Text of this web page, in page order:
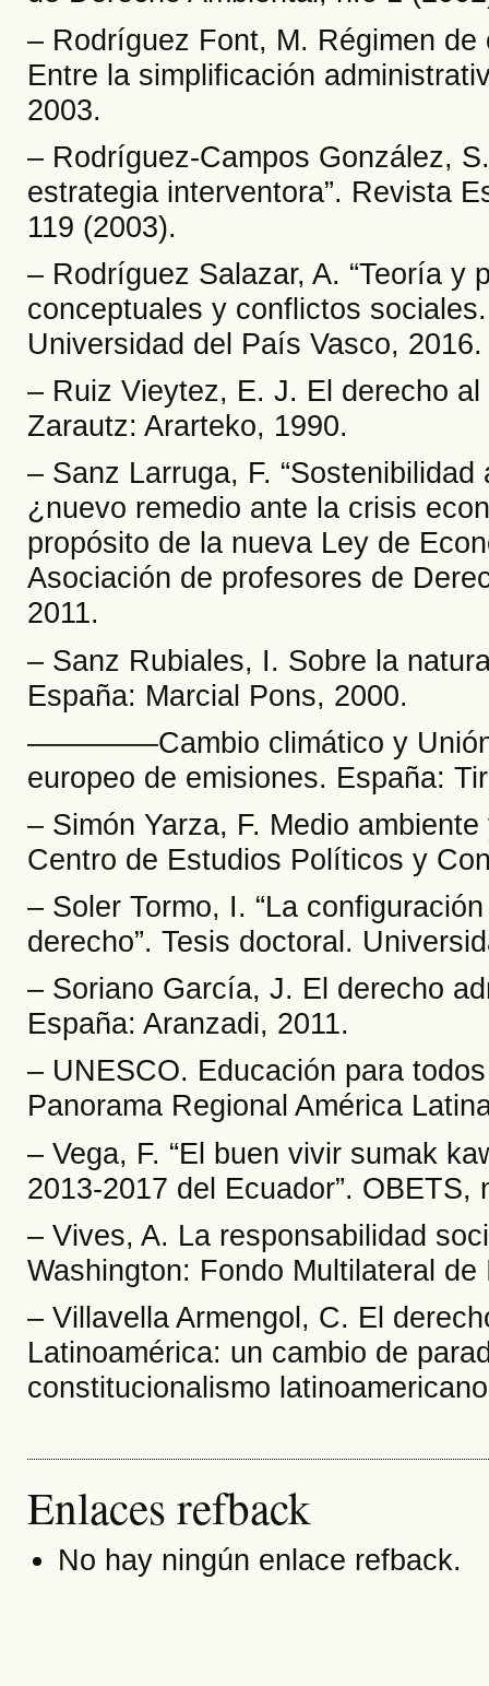
– Rodríguez Font, M. Régimen
Entre la simplificación
2003.
– Rodríguez-Campos González,
estrategia interventora”. Revista
119 (2003).
– Rodríguez Salazar, A. “Teoría
conceptuales y conflictos
Universidad del País Vasco, 2016.
– Ruiz Vieytez, E. J. El derecho
Zarautz: Ararteko, 1990.
– Sanz Larruga, F.
¿nuevo remedio ante la crisis
propósito de la nueva Ley de
Asociación de profesores de
2011.
– Sanz Rubiales, I. Sobre la
España: Marcial Pons, 2000.
––––––––Cambio climático y
europeo de emisiones. España:
– Simón Yarza, F. Medio
Centro de Estudios Políticos y
– Soler Tormo, I. “La
derecho”. Tesis doctoral.
– Soriano García, J. El derecho
España: Aranzadi, 2011.
– UNESCO. Educación para
Panorama Regional América
– Vega, F. “El buen vivir sumak
2013-2017 del Ecuador”. OBETS,
– Vives, A. La responsabilidad
Washington: Fondo Multilateral de
– Villavella Armengol, C. El
Latinoamérica: un cambio de
constitucionalismo
Enlaces refback
No hay ningún enlace refback.